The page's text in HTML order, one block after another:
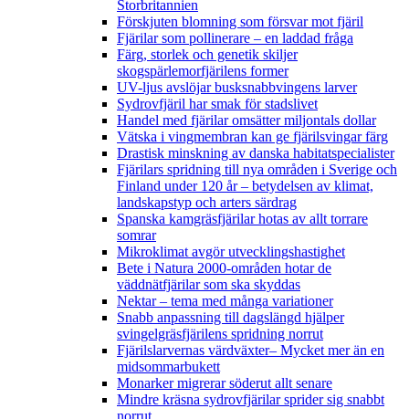
Storbritannien
Förskjuten blomning som försvar mot fjäril
Fjärilar som pollinerare – en laddad fråga
Färg, storlek och genetik skiljer
skogspärlemorfjärilens former
UV-ljus avslöjar busksnabbvingens larver
Sydrovfjäril har smak för stadslivet
Handel med fjärilar omsätter miljontals dollar
Vätska i vingmembran kan ge fjärilsvingar färg
Drastisk minskning av danska habitatspecialister
Fjärilars spridning till nya områden i Sverige och
Finland under 120 år– betydelsen av klimat,
landskapstyp och arters särdrag
Spanska kamgräsfjärilar hotas av allt torrare
somrar
Mikroklimat avgör utvecklingshastighet
Bete i Natura 2000-områden hotar de
väddnätfjärilar som ska skyddas
Nektar – tema med många variationer
Snabb anpassning till dagslängd hjälper
svingelgräsfjärilens spridning norrut
Fjärilslarvernas värdväxter– Mycket mer än en
midsommarbukett
Monarker migrerar söderut allt senare
Mindre kräsna sydrovfjärilar sprider sig snabbt
norrut